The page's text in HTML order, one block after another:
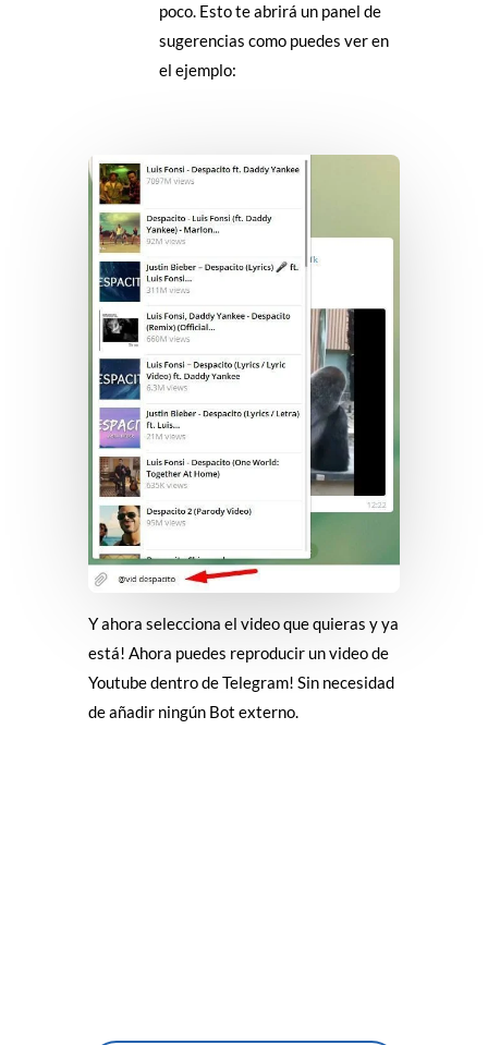
poco. Esto te abrirá un panel de
sugerencias como puedes ver en
el ejemplo:
Y ahora selecciona el video que quieras y ya
está! Ahora puedes reproducir un video de
Youtube dentro de Telegram! Sin necesidad
de añadir ningún Bot externo.